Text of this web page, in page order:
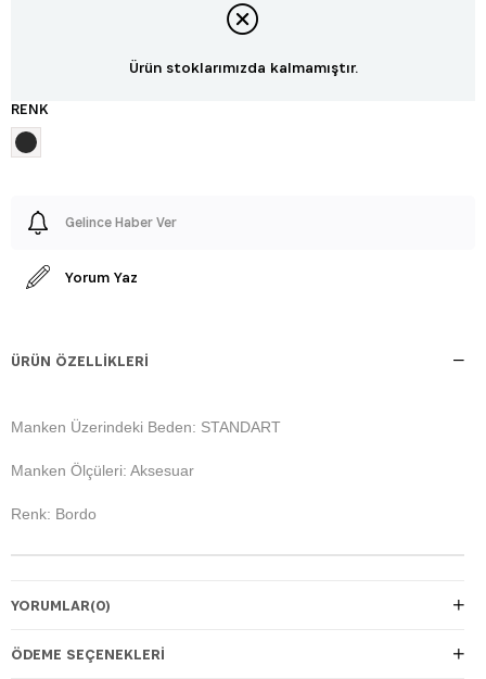
Ürün stoklarımızda kalmamıştır.
RENK
Gelince Haber Ver
Yorum Yaz
ÜRÜN ÖZELLIKLERI
Manken Üzerindeki Beden: STANDART
Manken Ölçüleri: Aksesuar
Renk: Bordo
YORUMLAR(0)
ÖDEME SEÇENEKLERI